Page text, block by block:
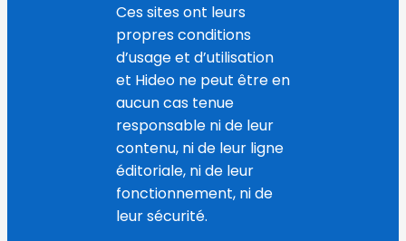
Ces sites ont leurs
propres conditions
d’usage et d’utilisation
et Hideo ne peut être en
aucun cas tenue
responsable ni de leur
contenu, ni de leur ligne
éditoriale, ni de leur
fonctionnement, ni de
leur sécurité.